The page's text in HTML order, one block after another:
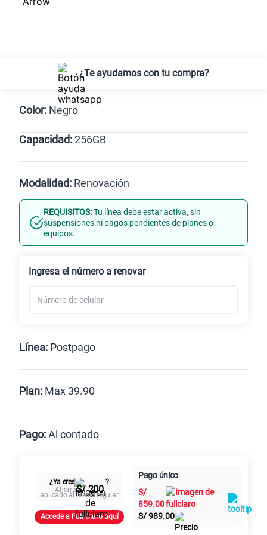
¿Te ayudamos con tu compra?
Color: Negro
Negro
Capacidad:256GB
256GB
Modalidad: Renovación
Línea Nueva Portabilidad
REQUISITOS:Tu línea debe estar activa, sin
suspensiones ni pagos pendientes de planes o
equipos.
Ingresa el número a renovar
Línea: Postpago
Plan: Max 39.90
Paga solo
25GBen alta velocidad
S/29.90
Pago:Al contado
Al contado Cuotas Claro
intereses
¿Ya eres
?
AhorraS/ 200
aplicado al precio regular
Accede a Full Claro aquí
Pago único
S/
859.00
S/989.00